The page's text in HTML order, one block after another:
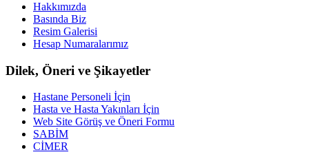
Hakkımızda
Basında Biz
Resim Galerisi
Hesap Numaralarımız
Dilek, Öneri ve Şikayetler
Hastane Personeli İçin
Hasta ve Hasta Yakınları İçin
Web Site Görüş ve Öneri Formu
SABİM
CİMER